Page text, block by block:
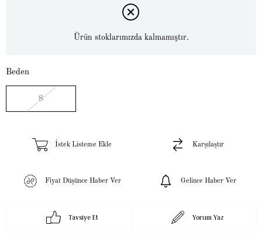
Ürün stoklarımızda kalmamıştır.
Beden
8
İstek Listeme Ekle Karşılaştır
Fiyat Düşünce Haber Ver Gelince Haber Ver
Tavsiye Et Yorum Yaz